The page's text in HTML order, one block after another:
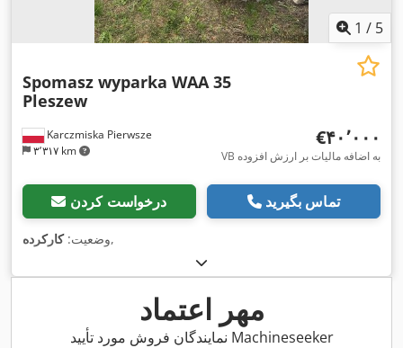
1 / 5
Karczmiska Pierwsze
۳٬۳۱۷ km
Spomasz wyparka WAA 35
Pleszew
‎€۴۰٬۰۰۰
VB به اضافه مالیات بر ارزش افزوده
درخواست کردن تماس بگیرید
وضعیت:کارکرده ,
مهر اعتماد
نمایندگان فروش مورد تأیید Machineseeker